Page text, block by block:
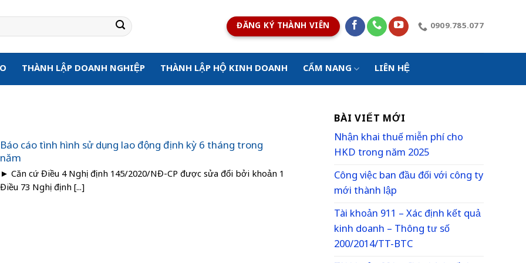
ĐĂNG KÝ THÀNH VIÊN 0909.785.077
THÀNH LẬP DOANH NGHIỆP THÀNH LẬP HỘ KINH DOANH CẨM NANG LIÊN HỆ
Báo cáo tình hình sử dụng lao động định kỳ 6 tháng trong
năm
► Căn cứ Điều 4 Nghị định 145/2020/NĐ-CP được sửa đổi bởi khoản 1
Điều 73 Nghị định [...]
BÀI VIẾT MỚI
Nhận khai thuế miễn phí cho
HKD trong năm 2025
Công việc ban đầu đối với công ty
mới thành lập
Tài khoản 911 – Xác định kết quả
kinh doanh – Thông tư số
200/2014/TT-BTC